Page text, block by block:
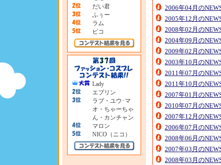
だい君
ふぅー
ラム
ピコ
Lady
エブリン
ラブ・ユウ･マ
オ・ちゃーちゃ
ん・カンチャン
マロン
NICO（ニコ）
2006年04月の
2005年12月の
2008年02月の
2004年09月の
2009年02月の
2003年10月の
2011年07月の
2011年10月の
2007年01月の
2010年07月の
2007年12月の
2006年07月の
2008年06月の
2007年03月の
2008年03月の